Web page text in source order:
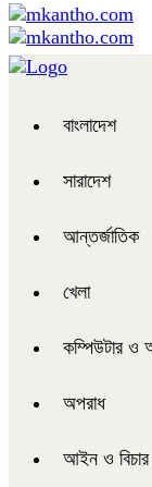
বাংলাদেশ
সারাদেশ
আন্তর্জাতিক
খেলা
কম্পিউটার ও
অপরাধ
আইন ও বিচার